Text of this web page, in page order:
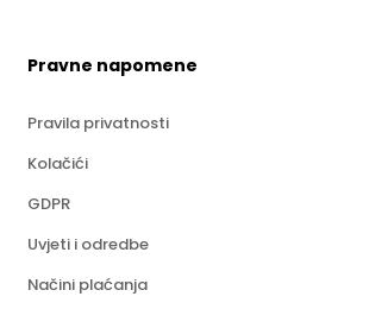
Pravne napomene
Pravila privatnosti
Kolačići
GDPR
Uvjeti i odredbe
Načini plaćanja